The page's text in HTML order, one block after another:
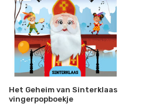
Het Geheim van Sinterklaas
vingerpopboekje